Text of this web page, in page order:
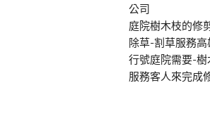
公司
庭院樹木枝的修
除草-割草服務
行號庭院需要-
服務客人來完成